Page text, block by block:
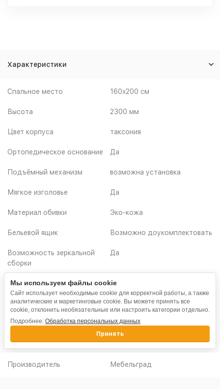
Характеристики
Спальное место 160x200 см
Высота 2300 мм
Цвет корпуса таксония
Ортопедическое основание Да
Подъёмный механизм возможна установка
Мягкое изголовье Да
Материал обивки Эко-кожа
Бельевой ящик Возможно доукомплектовать
Возможность зеркальной
сборки
Да
Тип направляющих
выдвижных ящиков
Шариковые полного
выдвижения
Дополнительно
Матрас приобретается
отдельно
Серия Глазго
Производитель Мебельград
Мы используем файлы cookie
Сайт использует необходимые cookie для корректной работы, а также
аналитические и маркетинговые cookie. Вы можете принять все
cookie, отклонить необязательные или настроить категории отдельно.
Подробнее: Обработка персональных данных
Принять